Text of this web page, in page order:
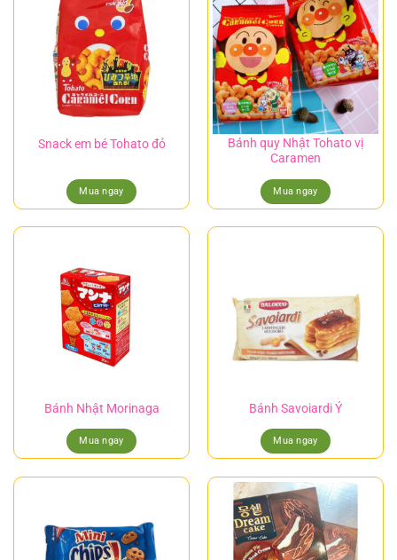
Snack em bé Tohato đỏ
Mua ngay
Bánh quy Nhật Tohato vị
Caramen
Mua ngay
Bánh Nhật Morinaga
Mua ngay
Bánh Savoiardi Ý
Mua ngay